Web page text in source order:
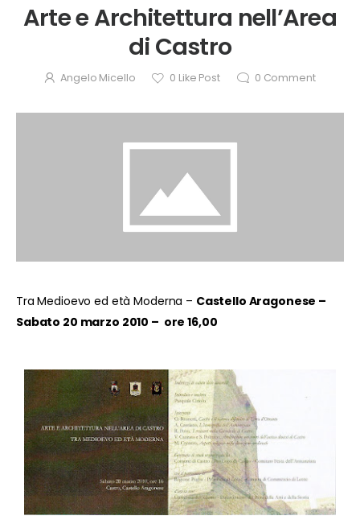
Arte e Architettura nell’Area
di Castro
Angelo Micello 0 Like Post 0 Comment
Tra Medioevo ed età Moderna – Castello Aragonese –
Sabato 20 marzo 2010 – ore 16,00